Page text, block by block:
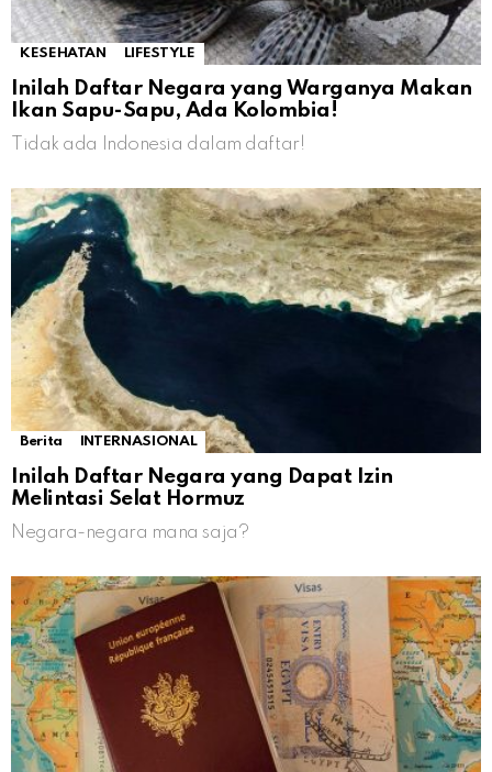
KESEHATAN LIFESTYLE
Inilah Daftar Negara yang Warganya Makan
Ikan Sapu-Sapu, Ada Kolombia!
Tidak ada Indonesia dalam daftar!
Berita INTERNASIONAL
Inilah Daftar Negara yang Dapat Izin
Melintasi Selat Hormuz
Negara-negara mana saja?